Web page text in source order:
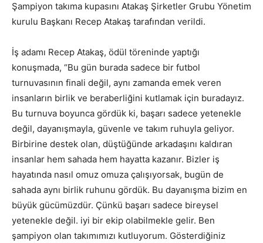
Şampiyon takıma kupasını Atakaş Şirketler Grubu Yönetim
kurulu Başkanı Recep Atakaş tarafından verildi.
İş adamı Recep Atakaş, ödül töreninde yaptığı
konuşmada, “Bu gün burada sadece bir futbol
turnuvasının finali değil, aynı zamanda emek veren
insanların birlik ve beraberliğini kutlamak için buradayız.
Bu turnuva boyunca gördük ki, başarı sadece yetenekle
değil, dayanışmayla, güvenle ve takım ruhuyla geliyor.
Birbirine destek olan, düştüğünde arkadaşını kaldıran
insanlar hem sahada hem hayatta kazanır. Bizler iş
hayatında nasıl omuz omuza çalışıyorsak, bugün de
sahada aynı birlik ruhunu gördük. Bu dayanışma bizim en
büyük gücümüzdür. Çünkü başarı sadece bireysel
yetenekle değil. iyi bir ekip olabilmekle gelir. Ben
şampiyon olan takımımızı kutluyorum. Gösterdiğiniz